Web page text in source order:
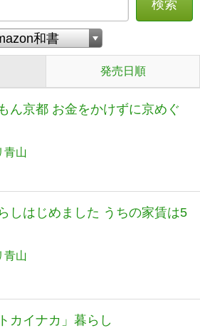
検索
発売日順
ん京都 お金をかけずに京めぐ
青山
しはじめました うちの家賃は5
青山
カイナカ」暮らし